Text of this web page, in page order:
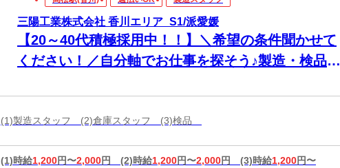
観光・グルメ・ショッピングも満喫できます。
6月には新しい寮もOPENしました！
大阪で「働く・暮らす・楽しむ」全部叶います！
三陽工業株式会社 香川エリア_S1/派愛媛
【20～40代積極採用中！！】＼希望の条件聞かせて
ください！／自分軸でお仕事を探そう♪製造・検品な
(1)製造スタッフ (2)倉庫スタッフ (3)検品
(1)時給1,200円〜2,000円 (2)時給1,200円〜2,000円 (3)時給1,200円〜